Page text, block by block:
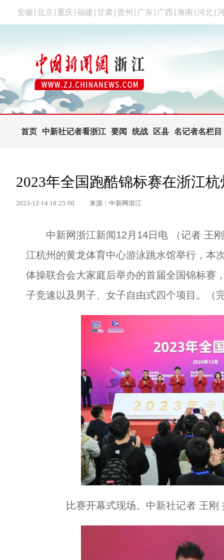
安徽 北京 重庆 福建 甘肃 贵州 广东 广西 海南 河北
首页 中新社记者看浙江 要闻 统战 区县 名记者名栏目
2023年全国跑酷锦标赛在浙江
2023-12-14 18:25:00 来源：中新网浙江
中新网浙江新闻12月14日电 （记者 王刚
江杭州的黄龙体育中心游泳跳水馆举行，本
体操联合会大家庭后举办的首届全国锦标赛
子竞速以及男子、女子自由式四个项目。（
比赛开幕式现场。中新社记者 王刚